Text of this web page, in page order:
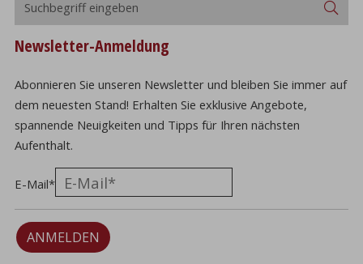
Newsletter-Anmeldung
Abonnieren Sie unseren Newsletter und bleiben Sie immer auf
dem neuesten Stand! Erhalten Sie exklusive Angebote,
spannende Neuigkeiten und Tipps für Ihren nächsten
Aufenthalt.
E-Mail*
ANMELDEN